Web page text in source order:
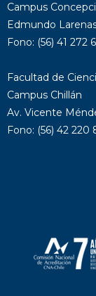
Campus
Edmundo
Fono: (56) 41 272
Facultad de
Campus Chillán
Av. Vicente
Fono: (56) 42